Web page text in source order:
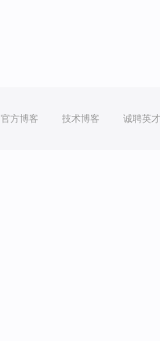
官方博客 技术博客 诚聘英才